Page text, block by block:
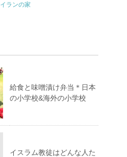
イランの家
給食と味噌漬け弁当＊日本
の小学校&海外の小学校
イスラム教徒はどんな人た